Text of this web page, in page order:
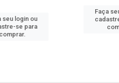
seu login ou
se para
comprar.
Faça